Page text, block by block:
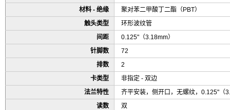
材料 - 绝缘
聚对苯二甲酸丁二酯（PBT）
触头类型
环形波纹管
间距
0.125"（3.18mm）
针脚数
72
排数
2
卡类型
非指定 - 双边
法兰特性
齐平安装，侧开口，无螺纹，0.125"（
读数
双